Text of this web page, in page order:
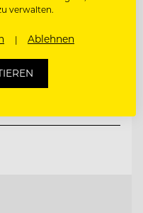
verwalten.
Ablehnen